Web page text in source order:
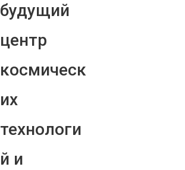
будущий
центр
космическ
их
технологи
й и